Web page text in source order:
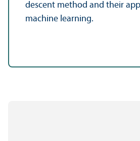
descent method and their
machine learning.